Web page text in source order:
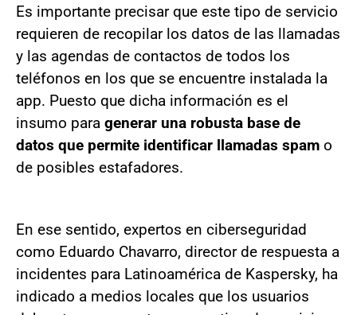
Es importante precisar que este tipo de servicio
requieren de recopilar los datos de las llamadas
y las agendas de contactos de todos los
teléfonos en los que se encuentre instalada la
app. Puesto que dicha información es el
insumo para generar una robusta base de
datos que permite identificar llamadas spam o
de posibles estafadores.
En ese sentido, expertos en ciberseguridad
como Eduardo Chavarro, director de respuesta a
incidentes para Latinoamérica de Kaspersky, ha
indicado a medios locales que los usuarios